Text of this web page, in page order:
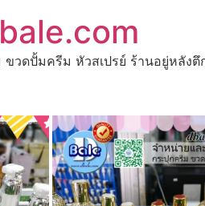
ดปั้มครีม หัวสเปรย์ ร้านอยู่หลังตึ